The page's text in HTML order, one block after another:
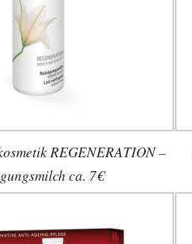
REGENERATION –
ca. 7€